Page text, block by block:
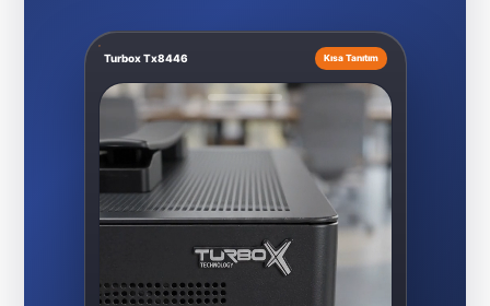
Turbox Tx8446 Kısa Tanıtım